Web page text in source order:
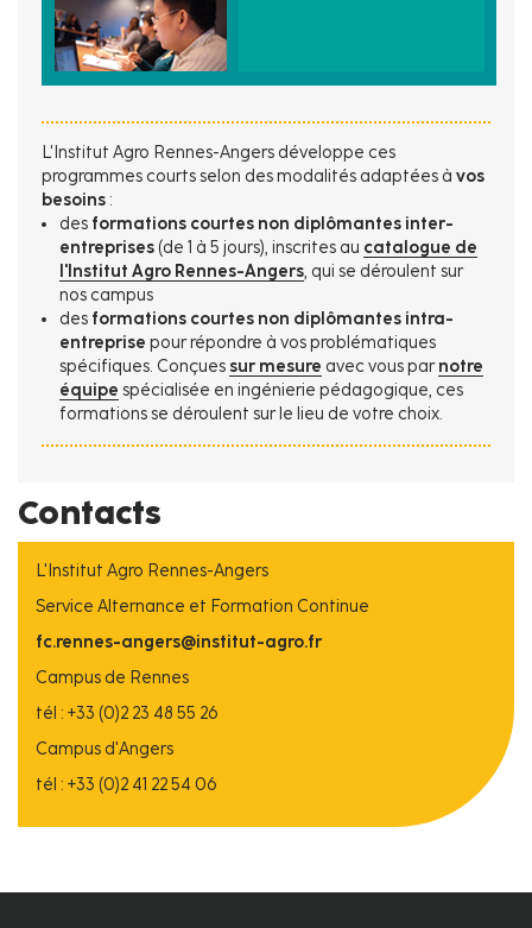
L'Institut Agro Rennes-Angers développe ces
programmes courts selon des modalités adaptées à vos
besoins :
des formations courtes non diplômantes inter-
entreprises(de 1 à 5 jours), inscrites au catalogue de
l'Institut Agro Rennes-Angers, qui se déroulent sur
nos campus
des formations courtes non diplômantes intra-
entreprise pour répondre à vos problématiques
spécifiques. Conçuessur mesure avec vous parnotre
équipe spécialisée en ingénierie pédagogique, ces
formations se déroulent sur le lieu de votre choix.
Contacts
L'Institut Agro Rennes-Angers
Service Alternance et Formation Continue
fc.rennes-angers@institut-agro.fr
Campus de Rennes
tél : +33 (0)2 23 48 55 26
Campus d'Angers
tél : +33 (0)2 41 22 54 06